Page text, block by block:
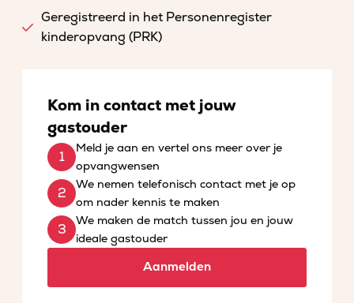
Geregistreerd in het Personenregister
kinderopvang (PRK)
Kom in contact met jouw
gastouder
Meld je aan en vertel ons meer over je
opvangwensen
We nemen telefonisch contact met je op
om nader kennis te maken
We maken de match tussen jou en jouw
ideale gastouder
Aanmelden